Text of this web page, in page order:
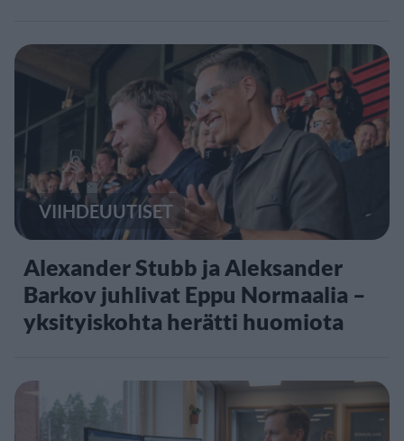
VIIHDEUUTISET
Alexander Stubb ja Aleksander
Barkov juhlivat Eppu Normaalia –
yksityiskohta herätti huomiota